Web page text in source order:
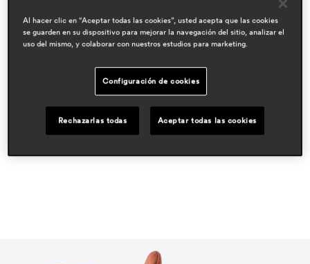
prensa
nov 2025, swiss
oct 2025, italy
guest
sep 2025, italy
Al hacer clic en “Aceptar todas las cookies”, usted acepta que las cookies
se guarden en su dispositivo para mejorar la navegación del sitio, analizar el
uso del mismo, y colaborar con nuestros estudios para marketing.
Configuración de cookies
Rechazarlas todas Aceptar todas las cookies